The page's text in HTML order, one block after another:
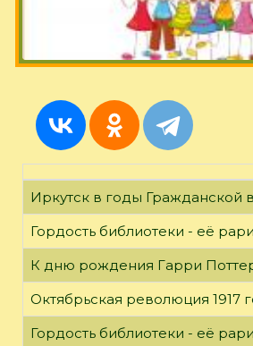
Иркутск в годы Гражданской
Гордость библиотеки - её
К дню рождения Гарри
Октябрьская революция 1917
Гордость библиотеки - её